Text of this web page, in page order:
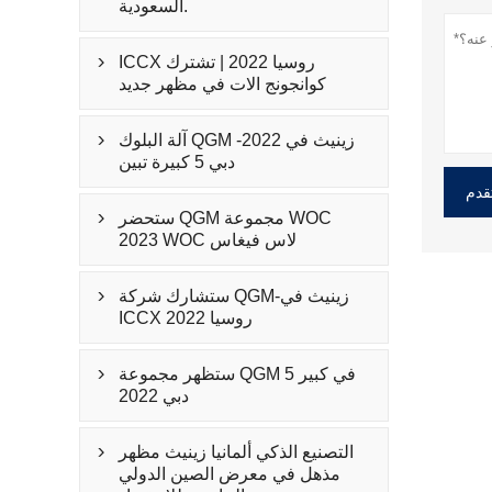
السعودية.

ICCX روسيا 2022 | تشترك
كوانجونج الات في مظهر جديد

آلة البلوك QGM -زينيث في 2022
دبي 5 كبيرة تبين

ستحضر QGM مجموعة WOC
2023 WOC لاس فيغاس

ستشارك شركة QGM-زينيث في
ICCX روسيا 2022

ستظهر مجموعة QGM في كبير 5
دبي 2022

التصنيع الذكي ألمانيا زينيث مظهر
مذهل في معرض الصين الدولي